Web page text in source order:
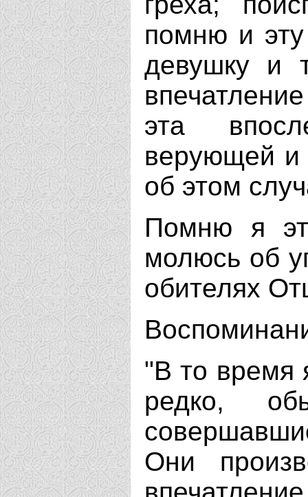
помню и
девушку и
эта
верующей и
об этом
Помню я
молюсь об
обителях
"В то время
редко,
Они